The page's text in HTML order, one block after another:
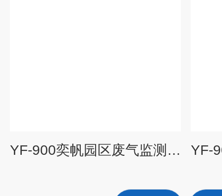
YF-900奕帆园区废气监测手提式恶臭在线监测仪厂家